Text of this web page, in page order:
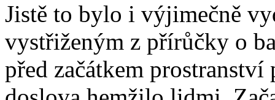
Jistě to bylo i výjimečně
vystřiženým z přírůčky o
před začátkem prostranství